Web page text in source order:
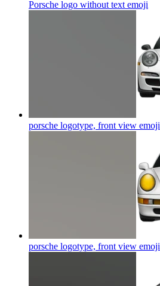
Porsche logo without text emoji
porsche logotype, front view emoji
porsche logotype, front view emoji